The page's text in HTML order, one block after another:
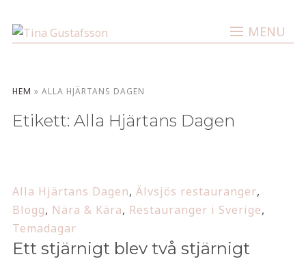
MENU
HEM » ALLA HJÄRTANS DAGEN
Etikett: Alla Hjärtans Dagen
Alla Hjärtans Dagen, Älvsjös restauranger,
Blogg, Nära & Kära, Restauranger i Sverige,
Temadagar
Ett stjärnigt blev två stjärnigt